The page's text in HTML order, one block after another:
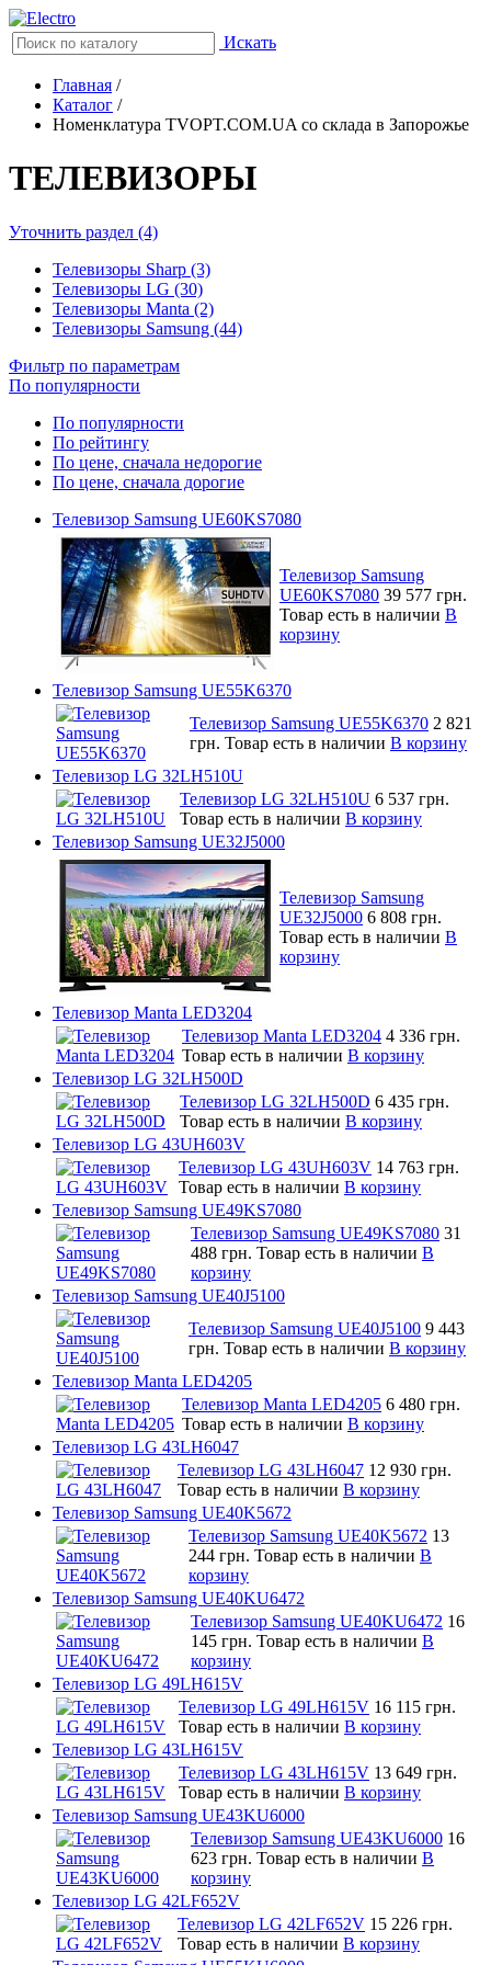
Искать
Главная /
Каталог /
Номенклатура TVOPT.COM.UA со склада в Запорожье
ТЕЛЕВИЗОРЫ
Уточнить раздел (4)
Телевизоры Sharp (3)
Телевизоры LG (30)
Телевизоры Manta (2)
Телевизоры Samsung (44)
Фильтр по параметрам
По популярности
По популярности
По рейтингу
По цене, сначала недорогие
По цене, сначала дорогие
Телевизор Samsung UE60KS7080
Телевизор Samsung
UE60KS7080 39 577 грн.
Товар есть в наличии В
корзину
Телевизор Samsung UE55K6370
Телевизор Samsung UE55K6370 2 821
грн. Товар есть в наличии В корзину
Телевизор LG 32LH510U
Телевизор LG 32LH510U 6 537 грн.
Товар есть в наличии В корзину
Телевизор Samsung UE32J5000
Телевизор Samsung
UE32J5000 6 808 грн.
Товар есть в наличии В
корзину
Телевизор Manta LED3204
Телевизор Manta LED3204 4 336 грн.
Товар есть в наличии В корзину
Телевизор LG 32LH500D
Телевизор LG 32LH500D 6 435 грн.
Товар есть в наличии В корзину
Телевизор LG 43UH603V
Телевизор LG 43UH603V 14 763 грн.
Товар есть в наличии В корзину
Телевизор Samsung UE49KS7080
Телевизор Samsung UE49KS7080 31
488 грн. Товар есть в наличии В
корзину
Телевизор Samsung UE40J5100
Телевизор Samsung UE40J5100 9 443
грн. Товар есть в наличии В корзину
Телевизор Manta LED4205
Телевизор Manta LED4205 6 480 грн.
Товар есть в наличии В корзину
Телевизор LG 43LH6047
Телевизор LG 43LH6047 12 930 грн.
Товар есть в наличии В корзину
Телевизор Samsung UE40K5672
Телевизор Samsung UE40K5672 13
244 грн. Товар есть в наличии В
корзину
Телевизор Samsung UE40KU6472
Телевизор Samsung UE40KU6472 16
145 грн. Товар есть в наличии В
корзину
Телевизор LG 49LH615V
Телевизор LG 49LH615V 16 115 грн.
Товар есть в наличии В корзину
Телевизор LG 43LH615V
Телевизор LG 43LH615V 13 649 грн.
Товар есть в наличии В корзину
Телевизор Samsung UE43KU6000
Телевизор Samsung UE43KU6000 16
623 грн. Товар есть в наличии В
корзину
Телевизор LG 42LF652V
Телевизор LG 42LF652V 15 226 грн.
Товар есть в наличии В корзину